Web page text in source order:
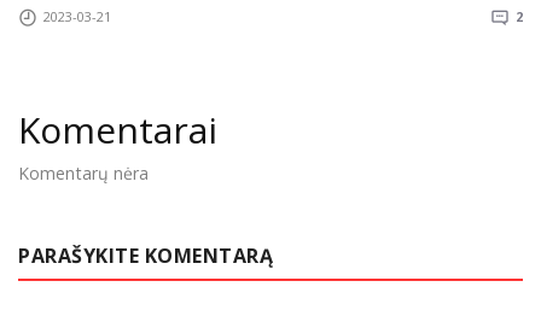
2023-03-21 2
Komentarai
Komentarų nėra
PARAŠYKITE KOMENTARĄ